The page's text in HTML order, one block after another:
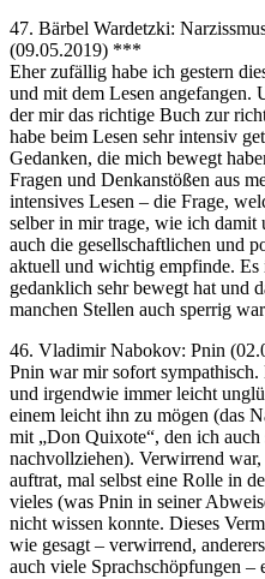
47. Bärbel Wardetzki:
(09.05.2019) ***
Eher zufällig habe ich gestern
und mit dem Lesen angefangen.
der mir das richtige Buch zur
habe beim Lesen sehr intensiv
Gedanken, die mich bewegt
Fragen und Denkanstößen aus
intensives Lesen – die Frage,
selber in mir trage, wie ich damit
auch die gesellschaftlichen und
aktuell und wichtig empfinde.
gedanklich sehr bewegt hat und
manchen Stellen auch sperrig
46. Vladimir Nabokov: Pnin
Pnin war mir sofort
und irgendwie immer leicht
einem leicht ihn zu mögen (das
mit „Don Quixote“, den ich
nachvollziehen). Verwirrend
auftrat, mal selbst eine Rolle in
vieles (was Pnin in seiner
nicht wissen konnte. Dieses
wie gesagt – verwirrend,
auch viele Sprachschöpfungen